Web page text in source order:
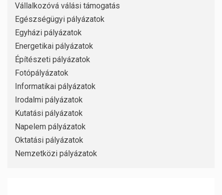
Vállalkozóvá válási támogatás
Egészségügyi pályázatok
Egyházi pályázatok
Energetikai pályázatok
Építészeti pályázatok
Fotópályázatok
Informatikai pályázatok
Irodalmi pályázatok
Kutatási pályázatok
Napelem pályázatok
Oktatási pályázatok
Nemzetközi pályázatok